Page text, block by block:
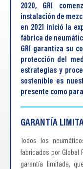
2020, GRI
instalación de
en 2021 inició la
fábrica de
GRI garantiza su
protección del
estrategias y
sostenible es
presente como
GARANTÍA
Todos los
fabricados por Global
garantía limitada,